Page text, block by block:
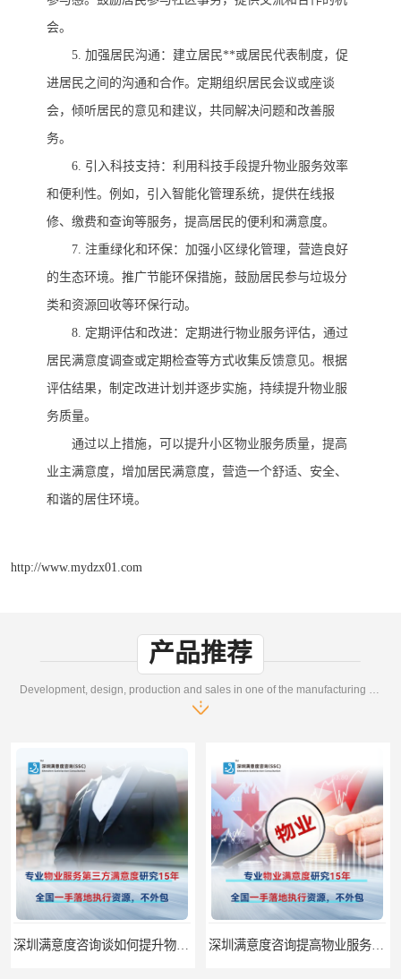
会。
5. 加强居民沟通：建立居民**或居民代表制度，促
进居民之间的沟通和合作。定期组织居民会议或座谈
会，倾听居民的意见和建议，共同解决问题和改善服
务。
6. 引入科技支持：利用科技手段提升物业服务效率
和便利性。例如，引入智能化管理系统，提供在线报
修、缴费和查询等服务，提高居民的便利和满意度。
7. 注重绿化和环保：加强小区绿化管理，营造良好
的生态环境。推广节能环保措施，鼓励居民参与垃圾分
类和资源回收等环保行动。
8. 定期评估和改进：定期进行物业服务评估，通过
居民满意度调查或定期检查等方式收集反馈意见。根据
评估结果，制定改进计划并逐步实施，持续提升物业服
务质量。
通过以上措施，可以提升小区物业服务质量， 提高
业主满意度， 增加居民满意度，营造一个舒适、安全、
和谐的居住环境。
http://www.mydzx01.com
产品推荐